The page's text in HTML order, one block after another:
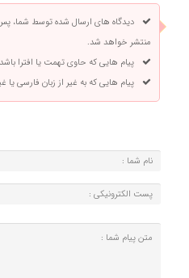
دیدگاه های ارسال شده توسط شما،
منتشر خواهد شد.
پیام هایی که حاوی تهمت یا افترا
پیام هایی که به غیر از زبان فارسی